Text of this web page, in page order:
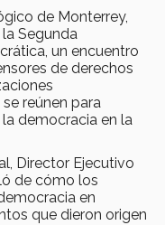
de Monterrey,
Segunda
un encuentro
de derechos
reúnen para
democracia en la
Director Ejecutivo
de cómo los
en
que dieron origen